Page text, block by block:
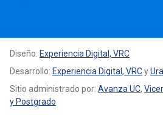
Diseño: Experiencia Digital, VRC
Desarrollo: Experiencia Digital, VRCy
Sitio administrado por: Avanza UC,
y Postgrado